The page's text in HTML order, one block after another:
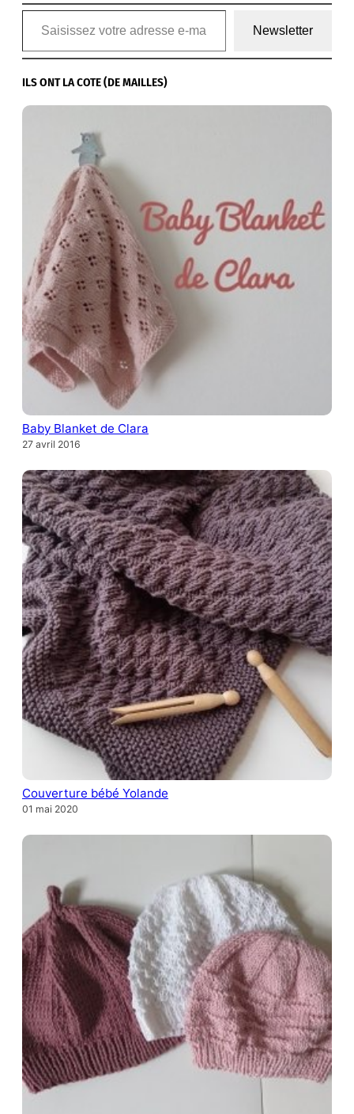
Saisissez votre adresse e-mail…
Newsletter
ILS ONT LA COTE (DE MAILLES)
Baby Blanket de Clara
27 avril 2016
Couverture bébé Yolande
01 mai 2020